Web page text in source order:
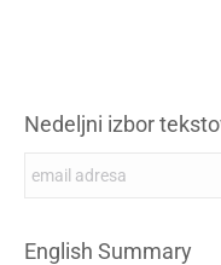
Nedeljni izbor
English Summary